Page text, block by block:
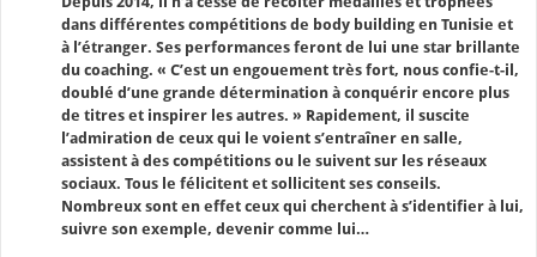
dans différentes compétitions de body building en Tunisie et
à l’étranger. Ses performances feront de lui une star brillante
du coaching. « C’est un engouement très fort, nous confie-t-il,
doublé d’une grande détermination à conquérir encore plus
de titres et inspirer les autres. » Rapidement, il suscite
l’admiration de ceux qui le voient s’entraîner en salle,
assistent à des compétitions ou le suivent sur les réseaux
sociaux. Tous le félicitent et sollicitent ses conseils.
Nombreux sont en effet ceux qui cherchent à s’identifier à lui,
suivre son exemple, devenir comme lui…